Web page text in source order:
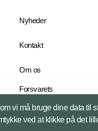
Nyheder
Kontakt
Om os
Forsvarets
English Edition
vi må bruge dine data til
ved at klikke på det